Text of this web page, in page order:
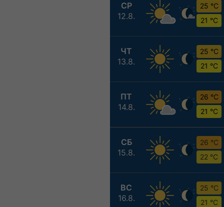
СР
12.8.
25 °C
21 °C
ЧТ
13.8.
25 °C
21 °C
ПТ
14.8.
26 °C
21 °C
СБ
15.8.
26 °C
22 °C
ВС
16.8.
25 °C
21 °C